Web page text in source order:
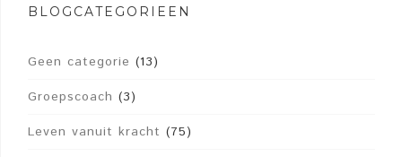
BLOGCATEGORIEËN
Geen categorie (13)
Groepscoach (3)
Leven vanuit kracht (75)